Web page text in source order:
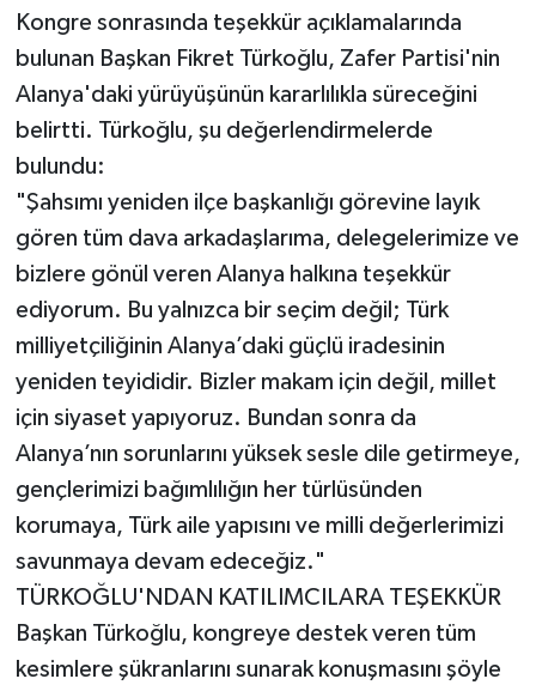
​Kongre sonrasında teşekkür açıklamalarında
bulunan Başkan Fikret Türkoğlu, Zafer Partisi'nin
Alanya'daki yürüyüşünün kararlılıkla süreceğini
belirtti. Türkoğlu, şu değerlendirmelerde
bulundu:
​"Şahsımı yeniden ilçe başkanlığı görevine layık
gören tüm dava arkadaşlarıma, delegelerimize ve
bizlere gönül veren Alanya halkına teşekkür
ediyorum. Bu yalnızca bir seçim değil; Türk
milliyetçiliğinin Alanya’daki güçlü iradesinin
yeniden teyididir. Bizler makam için değil, millet
için siyaset yapıyoruz. Bundan sonra da
Alanya’nın sorunlarını yüksek sesle dile getirmeye,
gençlerimizi bağımlılığın her türlüsünden
korumaya, Türk aile yapısını ve milli değerlerimizi
savunmaya devam edeceğiz."
TÜRKOĞLU'NDAN KATILIMCILARA TEŞEKKÜR
​Başkan Türkoğlu, kongreye destek veren tüm
kesimlere şükranlarını sunarak konuşmasını şöyle